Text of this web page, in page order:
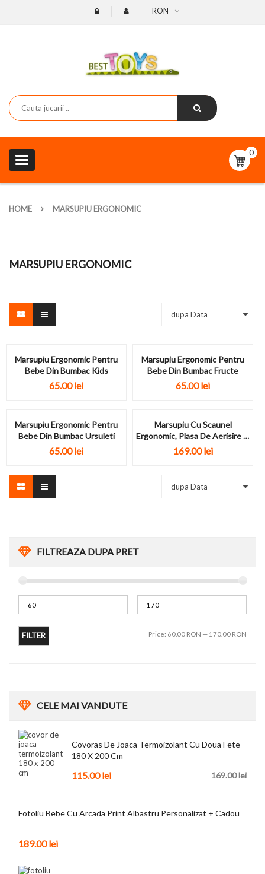
RON
Toggle
navigation
0
HOME MARSUPIU ERGONOMIC
FILTREAZA DUPA PRET
FILTER Price: 60.00 RON — 170.00 RON
CELEMAI VANDUTE
Covoras De Joaca Termoizolant Cu Doua Fete
180 X 200 Cm
169.00 lei
115.00 lei
Fotoliu Bebe Cu Arcada Print Albastru Personalizat + Cadou
189.00 lei
MARSUPIU ERGONOMIC
dupa Data
Marsupiu Ergonomic Pentru
Bebe Din Bumbac Kids
65.00 lei
Marsupiu Ergonomic Pentru
Bebe Din Bumbac Fructe
65.00 lei
Marsupiu Ergonomic Pentru
Bebe Din Bumbac Ursuleti
65.00 lei
Marsupiu Cu Scaunel
Ergonomic, Plasa De Aerisire Si
Buzunar
169.00 lei
dupa Data